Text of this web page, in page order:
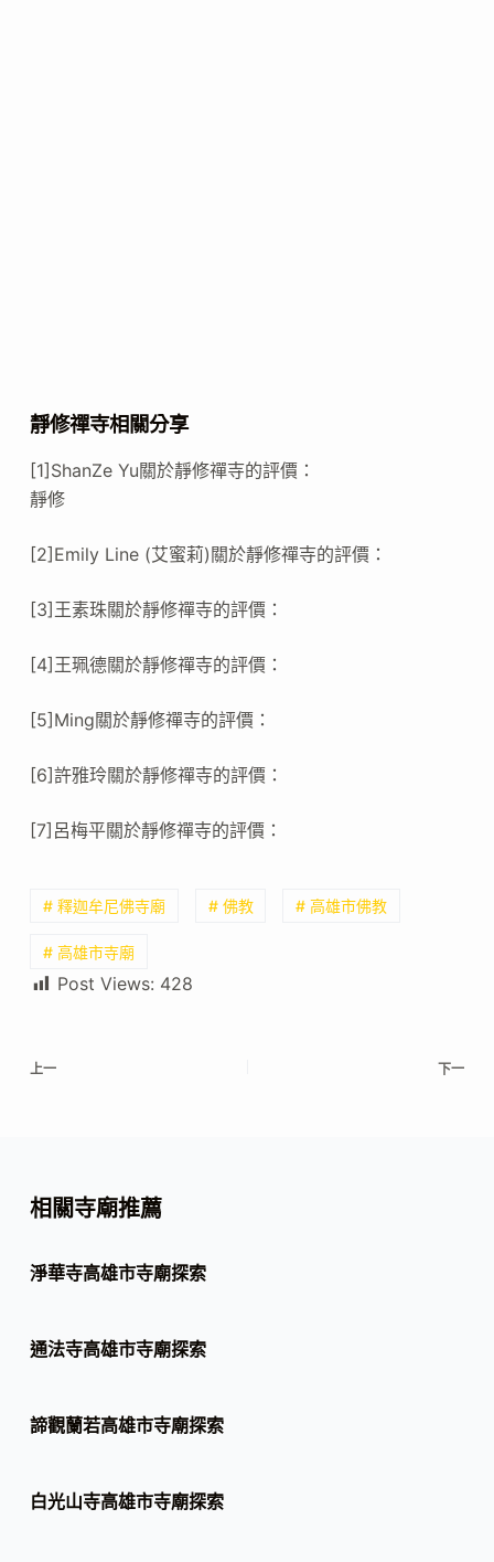
靜修禪寺相關分享
[1]ShanZe Yu關於靜修禪寺的評價：
靜修
[2]Emily Line (艾蜜莉)關於靜修禪寺的評價：
[3]王素珠關於靜修禪寺的評價：
[4]王珮德關於靜修禪寺的評價：
[5]Ming關於靜修禪寺的評價：
[6]許雅玲關於靜修禪寺的評價：
[7]呂梅平關於靜修禪寺的評價：
# 釋迦牟尼佛寺廟 # 佛教 # 高雄市佛教
# 高雄市寺廟
Post Views: 428
上一 下一
相關寺廟推薦
淨華寺高雄市寺廟探索
通法寺高雄市寺廟探索
諦觀蘭若高雄市寺廟探索
白光山寺高雄市寺廟探索